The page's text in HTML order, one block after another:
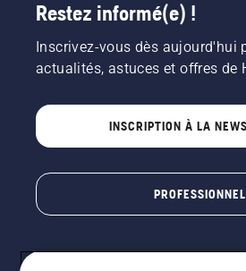
Restez informé(e) !
Inscrivez-vous dès aujourd'hui
actualités, astuces et offres de
INSCRIPTION À LA
PROFESSIONNEL